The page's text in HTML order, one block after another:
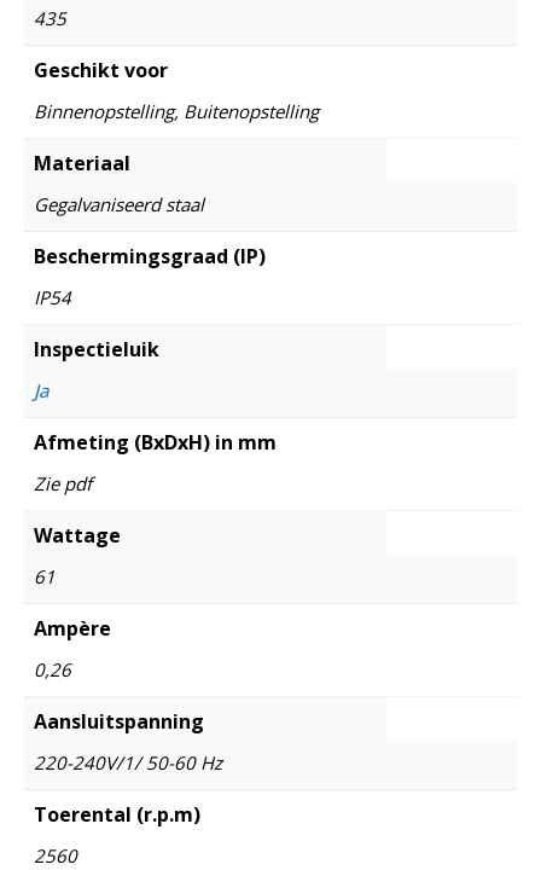
435
Geschikt voor
Binnenopstelling, Buitenopstelling
Materiaal
Gegalvaniseerd staal
Beschermingsgraad (IP)
IP54
Inspectieluik
Ja
Afmeting (BxDxH) in mm
Zie pdf
Wattage
61
Ampère
0,26
Aansluitspanning
220-240V/1/ 50-60 Hz
Toerental (r.p.m)
2560